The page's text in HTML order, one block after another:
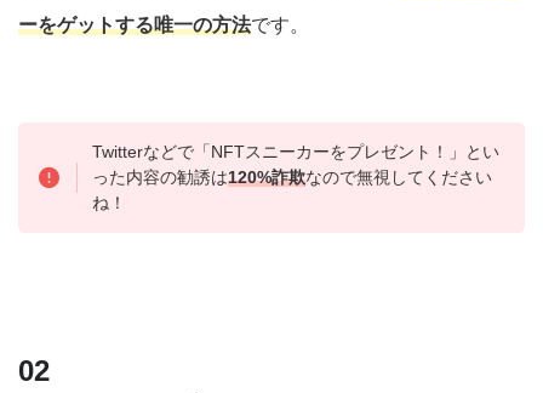
ーをゲットする唯一の方法です。
Twitterなどで「NFTスニーカーをプレゼント！」とい
った内容の勧誘は120%詐欺なので無視してください
ね！